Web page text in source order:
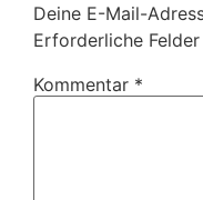
Deine E-Mail-
Erforderliche
Kommentar *